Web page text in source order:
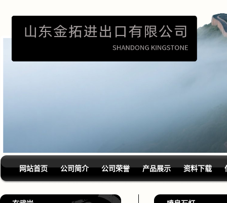
网站首页 公司简介 公司荣誉 产品展示 资料下载